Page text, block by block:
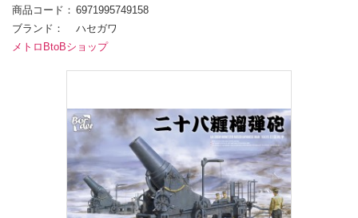
商品コード
6971995749158
ブランド
ハセガワ
メトロBtoBショップ